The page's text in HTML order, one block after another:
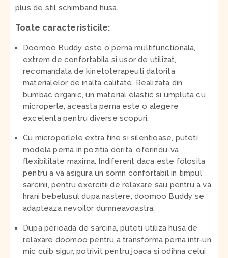
plus de stil schimband husa.
Toate caracteristicile:
Doomoo Buddy este o perna multifunctionala,
extrem de confortabila si usor de utilizat,
recomandata de kinetoterapeuti datorita
materialelor de inalta calitate. Realizata din
bumbac organic, un material elastic si umpluta cu
microperle, aceasta perna este o alegere
excelenta pentru diverse scopuri.
Cu microperlele extra fine si silentioase, puteti
modela perna in pozitia dorita, oferindu-va
flexibilitate maxima. Indiferent daca este folosita
pentru a va asigura un somn confortabil in timpul
sarcinii, pentru exercitii de relaxare sau pentru a va
hrani bebelusul dupa nastere, doomoo Buddy se
adapteaza nevoilor dumneavoastra.
Dupa perioada de sarcina, puteti utiliza husa de
relaxare doomoo pentru a transforma perna intr-un
mic cuib sigur, potrivit pentru joaca si odihna celui